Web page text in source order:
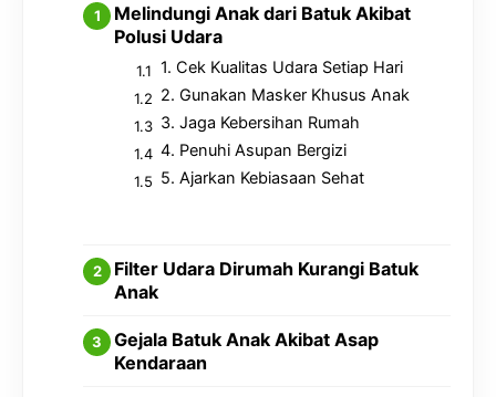
Melindungi Anak dari Batuk Akibat
Polusi Udara
1. Cek Kualitas Udara Setiap Hari
2. Gunakan Masker Khusus Anak
3. Jaga Kebersihan Rumah
4. Penuhi Asupan Bergizi
5. Ajarkan Kebiasaan Sehat
Filter Udara Dirumah Kurangi Batuk
Anak
Gejala Batuk Anak Akibat Asap
Kendaraan